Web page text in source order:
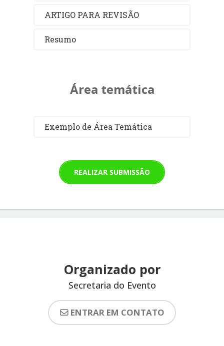
ARTIGO PARA REVISÃO
Resumo
Área temática
Exemplo de Área Temática
REALIZAR SUBMISSÃO
Organizado por
Secretaria do Evento
ENTRAR EM CONTATO